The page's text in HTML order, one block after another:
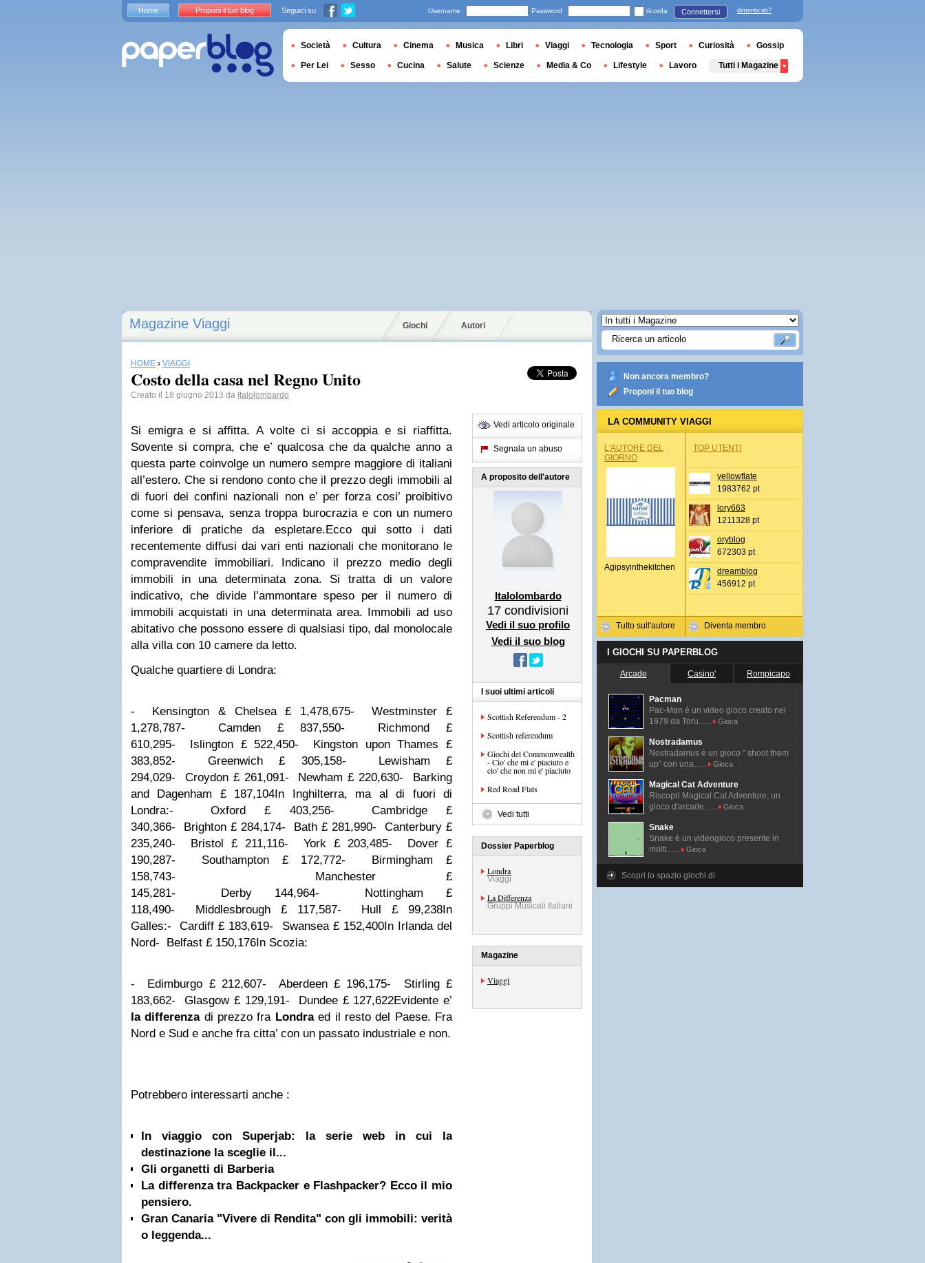
Magazine Viaggi Giochi Autori
HOME › VIAGGI
Costo della casa nel Regno Unito
Creato il 18 giugno 2013 da Italolombardo
Si emigra e si affitta. A volte ci si accoppia e si riaffitta.
Sovente si compra, che e’ qualcosa che da qualche anno a
questa parte coinvolge un numero sempre maggiore di italiani
all’estero. Che si rendono conto che il prezzo degli immobili al
di fuori dei confini nazionali non e’ per forza cosi’ proibitivo
come si pensava, senza troppa burocrazia e con un numero
inferiore di pratiche da espletare.Ecco qui sotto i dati
recentemente diffusi dai vari enti nazionali che monitorano le
compravendite immobiliari. Indicano il prezzo medio degli
immobili in una determinata zona. Si tratta di un valore
indicativo, che divide l’ammontare speso per il numero di
immobili acquistati in una determinata area. Immobili ad uso
abitativo che possono essere di qualsiasi tipo, dal monolocale
alla villa con 10 camere da letto.
Qualche quartiere di Londra:
- Kensington & Chelsea £ 1,478,675- Westminster £
1,278,787- Camden £ 837,550- Richmond £
610,295- Islington £ 522,450- Kingston upon Thames £
383,852- Greenwich £ 305,158- Lewisham £
294,029- Croydon £ 261,091- Newham £ 220,630- Barking
and Dagenham £ 187,104In Inghilterra, ma al di fuori di
Londra:- Oxford £ 403,256- Cambridge £
340,366- Brighton £ 284,174- Bath £ 281,990- Canterbury £
235,240- Bristol £ 211,116- York £ 203,485- Dover £
190,287- Southampton £ 172,772- Birmingham £
158,743- Manchester £
145,281- Derby 144,964- Nottingham £
118,490- Middlesbrough £ 117,587- Hull £ 99,238In
Galles:- Cardiff £ 183,619- Swansea £ 152,400In Irlanda del
Nord- Belfast £ 150,176In Scozia:
- Edimburgo £ 212,607- Aberdeen £ 196,175- Stirling £
183,662- Glasgow £ 129,191- Dundee £ 127,622Evidente e’
la differenzadi prezzo fra Londraed il resto del Paese. Fra
Nord e Sud e anche fra citta’ con un passato industriale e non.
Potrebbero interessarti anche :
In viaggio con Superjab: la serie web in cui la
destinazione la sceglie il...
Gli organetti di Barberia
La differenza tra Backpacker e Flashpacker? Ecco il mio
pensiero.
Gran Canaria "Vivere di Rendita" con gli immobili: verità
o leggenda...
Vedi articolo originale
Segnala un abuso
A proposito dell'autore
Italolombardo
17 condivisioni
Vedi il suo profilo
Vedi il suo blog
I suoi ultimi articoli
Scottish Referendum - 2
Scottish referendum
Giochi del Commonwealth
- Cio' che mi e' piaciuto e
cio' che non mi e' piaciuto
Red Road Flats
Vedi tutti
Dossier Paperblog
Londra
Viaggi
La Differenza
Gruppi Musicali Italiani
Magazine
Viaggi
Non ancora membro?
Proponi il tuo blog
LA COMMUNITY VIAGGI
L'AUTORE DEL
GIORNO
Agipsyinthekitchen
Tutto sull'autore
TOP UTENTI
yellowflate
1983762 pt
lory663
1211328 pt
oryblog
672303 pt
dreamblog
456912 pt
Diventa membro
I GIOCHI SU PAPERBLOG
Arcade Casino' Rompicapo
Pacman
Pac-Man é un video gioco creato nel
1979 da Toru......
Gioca
Nostradamus
Nostradamus è un gioco " shoot them
up" con una......
Gioca
Magical Cat Adventure
Riscopri Magical Cat Adventure, un
gioco d'arcade......
Gioca
Snake
Snake è un videogioco presente in
molti......
Gioca
Scopri lo spazio giochi di
Home Proponi il tuo blog Seguici su Username Password ricorda Connettersi dimenticati?
Società Cultura Cinema Musica Libri Viaggi Tecnologia Sport Curiosità Gossip
Per Lei Sesso Cucina Salute Scienze Media & Co Lifestyle Lavoro Tutti i Magazine